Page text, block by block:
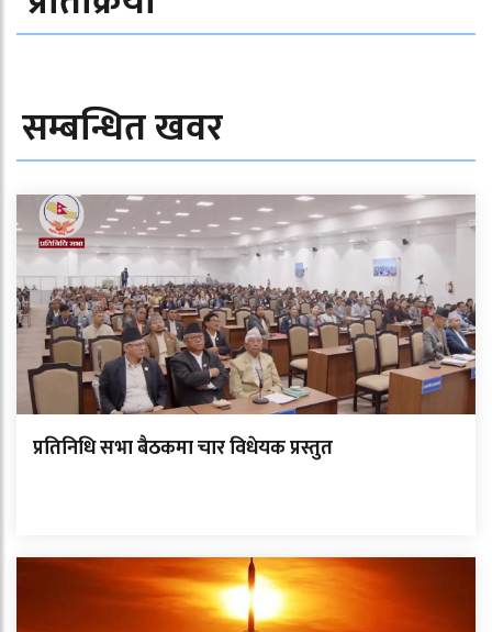
सम्बन्धित खवर
प्रतिनिधि सभा बैठकमा चार विधेयक प्रस्तुत